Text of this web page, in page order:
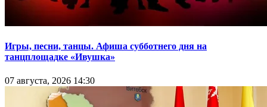
Игры, песни, танцы. Афиша субботнего дня на
танцплощадке «Ивушка»
07 августа, 2026 14:30